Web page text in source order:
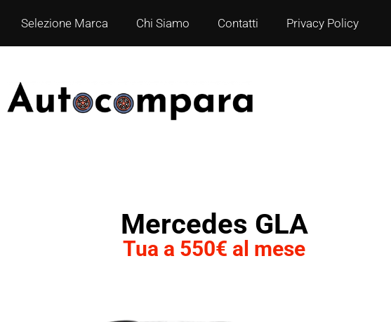
Selezione Marca Chi Siamo Contatti Privacy Policy
Mercedes GLA
Tua a 550€ al mese